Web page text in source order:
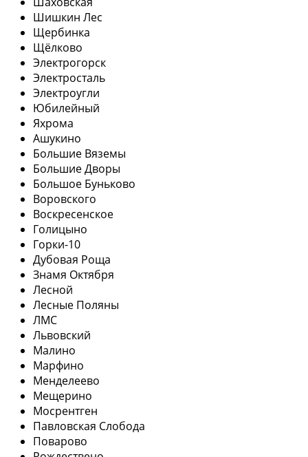
Шишкин Лес
Щербинка
Щёлково
Электрогорск
Электросталь
Электроугли
Юбилейный
Яхрома
Ашукино
Большие Вяземы
Большие Дворы
Большое Буньково
Воровского
Воскресенское
Голицыно
Горки-10
Дубовая Роща
Знамя Октября
Лесной
Лесные Поляны
ЛМС
Львовский
Малино
Марфино
Менделеево
Мещерино
Мосрентген
Павловская Слобода
Поварово